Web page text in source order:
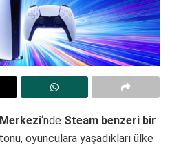
‘nde Steam benzeri bir
oyunculara yaşadıkları ülke